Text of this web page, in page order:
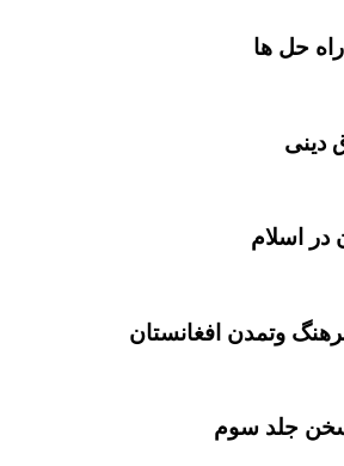
راه حل ها
دینی
اسلام
وتمدن افغانستان
جلد سوم